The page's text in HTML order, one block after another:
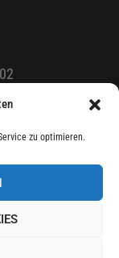
zu optimieren.